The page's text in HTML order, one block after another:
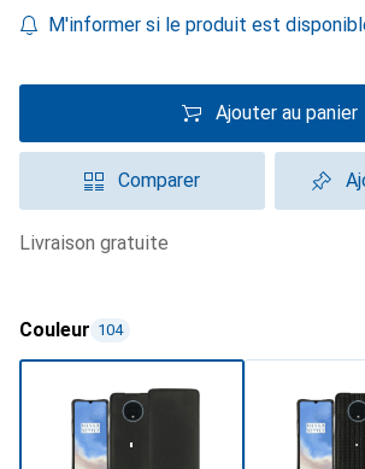
M'informer si le produit est
Ajouter au panier
Comparer
livraison gratuite
Couleur 104